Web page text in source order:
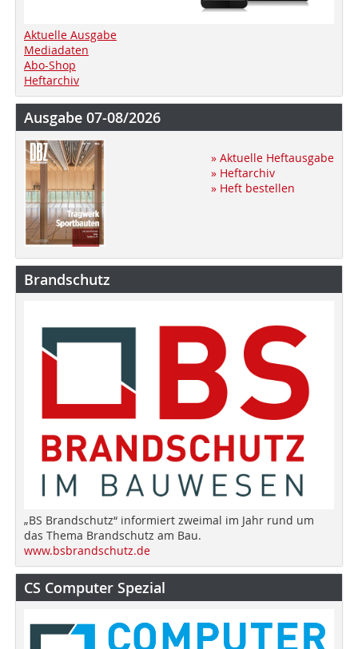
Aktuelle Ausgabe
Mediadaten
Abo-Shop
Heftarchiv
Ausgabe 07-08/2026
» Aktuelle Heftausgabe
» Heftarchiv
» Heft bestellen
Brandschutz
„BS Brandschutz“ informiert zweimal im Jahr rund um
das Thema Brandschutz am Bau.
www.bsbrandschutz.de
CS Computer Spezial